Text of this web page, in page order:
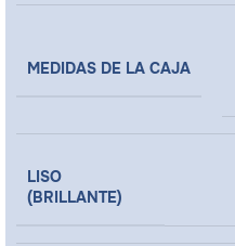
MEDIDAS DE LA CAJA
LISO
(BRILLANTE)